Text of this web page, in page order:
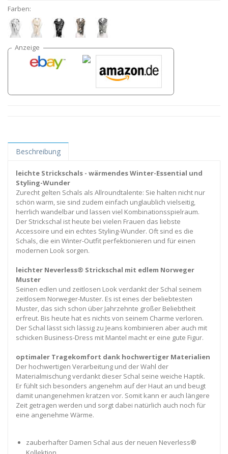
Farben:
Beschreibung
leichte Strickschals - wärmendes Winter-Essential und
Styling-Wunder
Zurecht gelten Schals als Allroundtalente: Sie halten nicht nur
schön warm, sie sind zudem einfach unglaublich vielseitig,
herrlich wandelbar und lassen viel Kombinationsspielraum.
Der Strickschal ist heute bei vielen Frauen das liebste
Accessoire und ein echtes Styling-Wunder. Oft sind es die
Schals, die ein Winter-Outfit perfektionieren und für einen
modernen Look sorgen.
leichter Neverless® Strickschal mit edlem Norweger
Muster
Seinen edlen und zeitlosen Look verdankt der Schal seinem
zeitlosem Norweger-Muster. Es ist eines der beliebtesten
Muster, das sich schon über Jahrzehnte großer Beliebtheit
erfreut. Bis heute hat es nichts von seinem Charme verloren.
Der Schal lässt sich lässig zu Jeans kombinieren aber auch mit
schicken Business-Dress mit Mantel macht er eine gute Figur.
optimaler Tragekomfort dank hochwertiger Materialien
Der hochwertigen Verarbeitung und der Wahl der
Materialmischung verdankt dieser Schal seine weiche Haptik.
Er fühlt sich besonders angenehm auf der Haut an und beugt
damit unangenehmen kratzen vor. Somit kann er auch längere
Zeit getragen werden und sorgt dabei natürlich auch noch für
eine angenehme Wärme.
zauberhafter Damen Schal aus der neuen Neverless®